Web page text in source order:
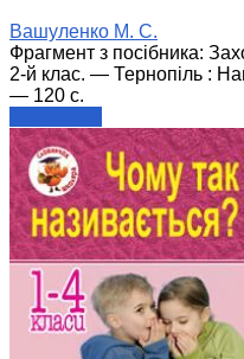
Вашуленко М. С.
Фрагмент з посібника:
2-й клас. — Тернопіль :
— 120 с.